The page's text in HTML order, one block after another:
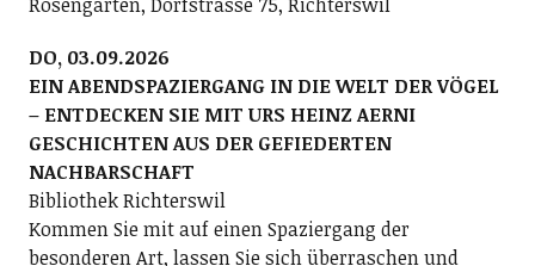
DO, 03.09.2026
EIN ABENDSPAZIERGANG IN DIE WELT DER VÖGEL
– ENTDECKEN SIE MIT URS HEINZ AERNI
GESCHICHTEN AUS DER GEFIEDERTEN
NACHBARSCHAFT
Bibliothek Richterswil
Kommen Sie mit auf einen Spaziergang der
besonderen Art, lassen Sie sich überraschen und